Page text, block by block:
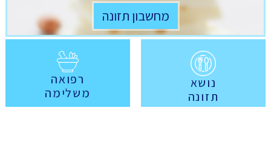
מחשבון תזונה
נושא
תזונה
רפואה
משלימה